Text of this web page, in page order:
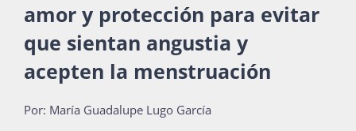
Recursos
Súmate
amor y protección para evitar
que sientan angustia y
acepten la menstruación
Por: María Guadalupe Lugo García